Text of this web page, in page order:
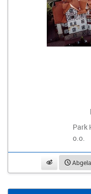
Park
o.o.
beobachten